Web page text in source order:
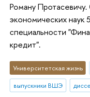
Роману
экономических наук
специальности
кредит".
Университетская жизнь
выпускники ВШЭ